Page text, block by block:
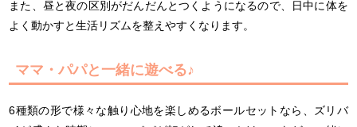
また、昼と夜の区別がだんだんとつくようになるので、日中に体を
よく動かすと生活リズムを整えやすくなります。
ママ・パパと一緒に遊べる♪
6種類の形で様々な触り心地を楽しめるボールセットなら、ズリバ